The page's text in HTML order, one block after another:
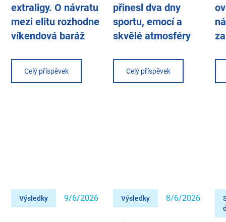
extraligy. O návratu
mezi elitu rozhodne
víkendová baráž
Celý příspěvek
přinesl dva dny
sportu, emocí a
skvělé atmosféry
Celý příspěvek
Výsledky 9/6/2026 Výsledky 8/6/2026